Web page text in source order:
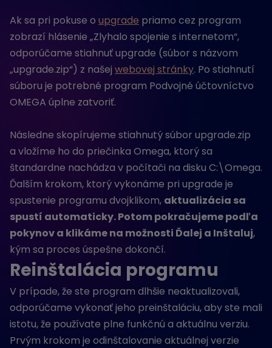
Ak sa pri pokuse o upgrade priamo cez program
zobrazí hlásenie „Zlyhalo spojenie s internetom“,
odporúčame stiahnuť upgrade (súbor s názvom
„upgrade.zip“) z našej webovej stránky. Po stiahnutí
súboru je potrebné program Podvojné účtovníctvo
OMEGA úplne zatvoriť.
Následne skopírujeme stiahnutý súbor upgrade.zip
a vložíme ho do priečinka Omega, ktorý sa
štandardne nachádza v počítači na disku C:\Omega.
Ďalším krokom, ktorý vykonáme pri upgrade je
spustenie programu dvojklikom, aktualizácia sa
spustí automaticky. Potom pokračujeme podľa
pokynov a klikáme na možnosti Ďalej a Inštaluj,
kým sa proces úspešne dokončí.
Reinštalácia programu
V prípade, že ste program dlhšie neaktualizovali,
odporúčame vykonať jeho preinštaláciu, aby ste mali
istotu, že používate plne funkčnú a aktuálnu verziu.
Prvým krokom je odinštalovanie aktuálnej verzie